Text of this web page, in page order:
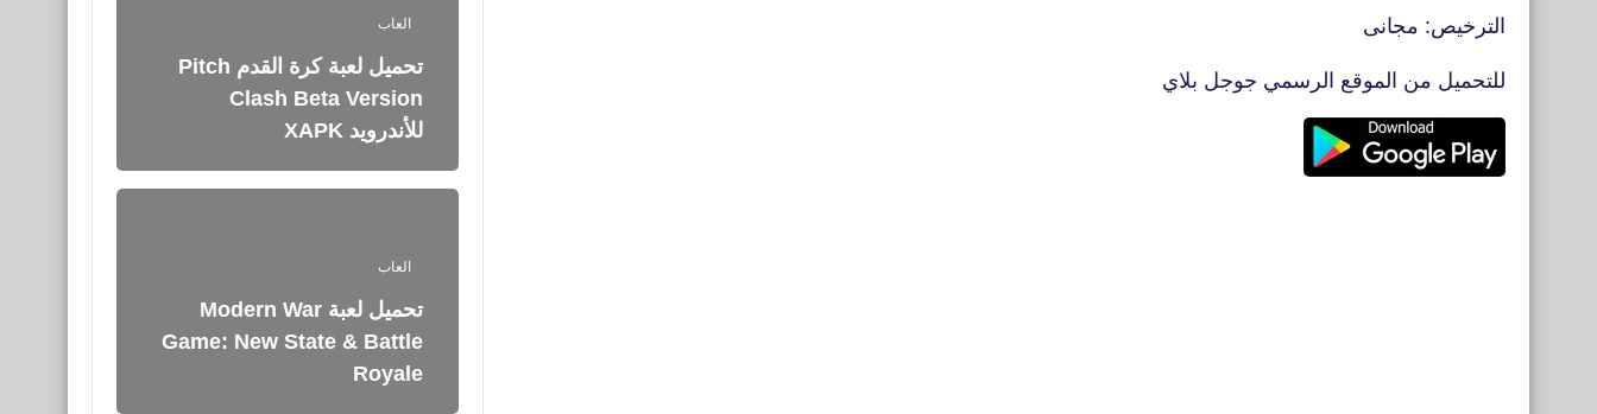
الترخيص: مجانى
للتحميل من الموقع الرسمي جوجل بلاي
العاب
تحميل لعبة كرة القدم Pitch
Clash Beta Version
للأندرويد XAPK
العاب
تحميل لعبة Modern War
Game: New State & Battle
Royale